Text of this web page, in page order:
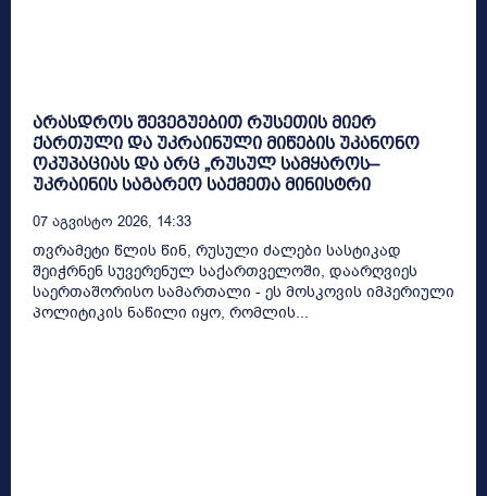
არასდროს შევეგუებით რუსეთის მიერ
ქართული და უკრაინული მიწების უკანონო
ოკუპაციას და არც „რუსულ სამყაროს–
უკრაინის საგარეო საქმეთა მინისტრი
07 Აგვისტო 2026, 14:33
თვრამეტი წლის წინ, რუსული ძალები სასტიკად
შეიჭრნენ სუვერენულ საქართველოში, დაარღვიეს
საერთაშორისო სამართალი - ეს მოსკოვის იმპერიული
პოლიტიკის ნაწილი იყო, რომლის...